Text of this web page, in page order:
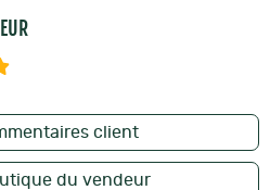
client
du vendeur